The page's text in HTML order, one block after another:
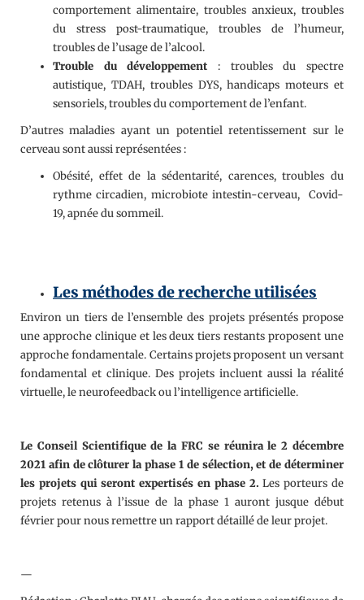
comportement alimentaire, troubles anxieux, troubles
du stress post-traumatique, troubles de l’humeur,
troubles de l’usage de l’alcool.
Trouble du développement : troubles du spectre
autistique, TDAH, troubles DYS, handicaps moteurs et
sensoriels, troubles du comportement de l’enfant.
D’autres maladies ayant un potentiel retentissement sur le
cerveau sont aussi représentées :
Obésité, effet de la sédentarité, carences, troubles du
rythme circadien, microbiote intestin-cerveau, Covid-
19, apnée du sommeil.
Les méthodes de recherche utilisées
Environ un tiers de l’ensemble des projets présentés propose
une approche clinique et les deux tiers restants proposent une
approche fondamentale. Certains projets proposent un versant
fondamental et clinique. Des projets incluent aussi la réalité
virtuelle, le neurofeedback ou l’intelligence artificielle.
Le Conseil Scientifique de la FRC se réunira le 2 décembre
2021 afin de clôturer la phase 1 de sélection, et de déterminer
les projets qui seront expertisés en phase 2. Les porteurs de
projets retenus à l’issue de la phase 1 auront jusque début
février pour nous remettre un rapport détaillé de leur projet.
—